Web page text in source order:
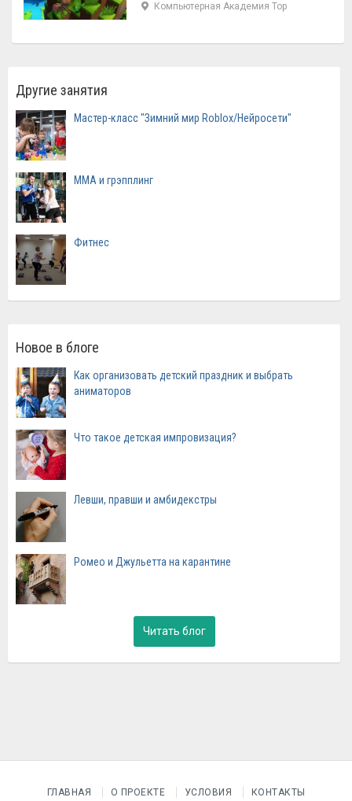
Компьютерная Академия Top
Другие занятия
Мастер-класс "Зимний мир Roblox/Нейросети"
ММА и грэпплинг
Фитнес
Новое в блоге
Как организовать детский праздник и выбрать
аниматоров
Что такое детская импровизация?
Левши, правши и амбидекстры
Ромео и Джульетта на карантине
Читать блог
ГЛАВНАЯ О ПРОЕКТЕ УСЛОВИЯ КОНТАКТЫ